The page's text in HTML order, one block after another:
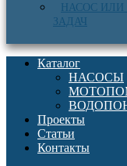
НАСОС
ЗАДАЧ
Каталог
НАСОСЫ
Проекты
Статьи
Контакты